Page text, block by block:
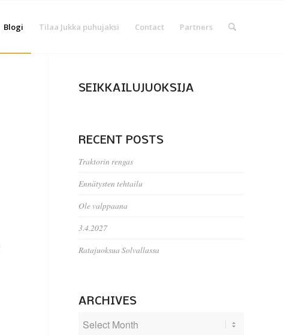
Blogi Tilaa Jukka puhujaksi Contact Partners
SEIKKAILUJUOKSIJA
RECENT POSTS
Traktorin rengas
Ennätysten tehtailu
Ole valppaana
3.4.2027
Ratajuoksua Solvallassa
ARCHIVES